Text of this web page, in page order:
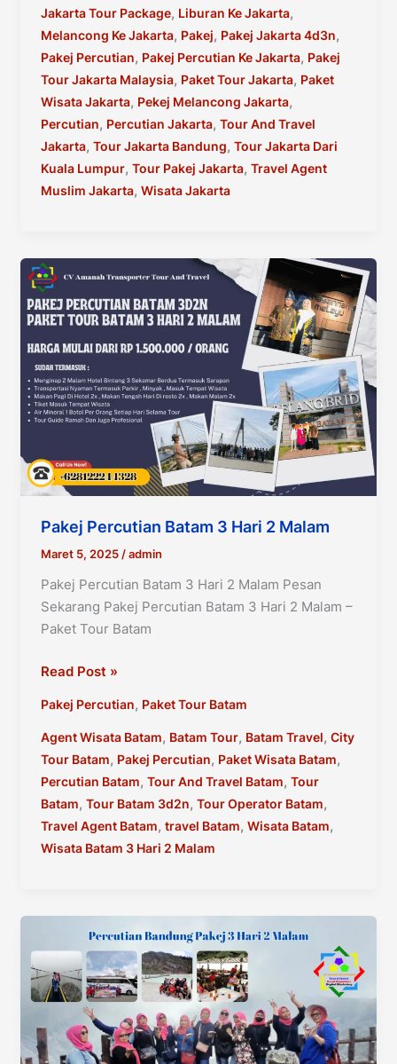
3
Malam
|
Tour
And
Travel
Jakarta
Jakarta Tour Package, Liburan Ke Jakarta,
Melancong Ke Jakarta, Pakej, Pakej Jakarta 4d3n,
Pakej Percutian, Pakej Percutian Ke Jakarta, Pakej
Tour Jakarta Malaysia, Paket Tour Jakarta, Paket
Wisata Jakarta, Pekej Melancong Jakarta,
Percutian, Percutian Jakarta, Tour And Travel
Jakarta, Tour Jakarta Bandung, Tour Jakarta Dari
Kuala Lumpur, Tour Pakej Jakarta, Travel Agent
Muslim Jakarta, Wisata Jakarta
Pakej Percutian Batam 3 Hari 2 Malam
Maret 5, 2025/admin
Pakej Percutian Batam 3 Hari 2 Malam Pesan
Sekarang Pakej Percutian Batam 3 Hari 2 Malam –
Paket Tour Batam
Pakej
Batam
3
Hari
2
Malam
Read Post »
Pakej Percutian, Paket Tour Batam
Agent Wisata Batam, Batam Tour, Batam Travel, City
Tour Batam, Pakej Percutian, Paket Wisata Batam,
Percutian Batam, Tour And Travel Batam, Tour
Batam, Tour Batam 3d2n, Tour Operator Batam,
Travel Agent Batam, travel Batam, Wisata Batam,
Wisata Batam 3 Hari 2 Malam